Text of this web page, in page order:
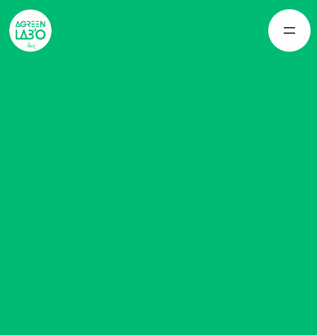
Panneau de gestion des cookies